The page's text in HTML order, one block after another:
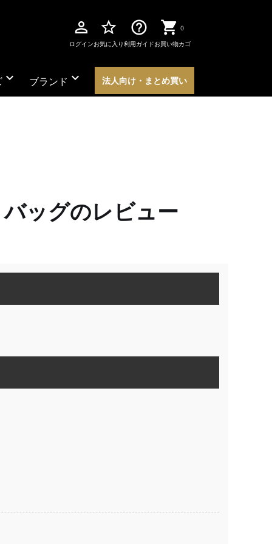
perm_identity
ログイン
star_border
お気に入り
help_outline
利用ガイド
0
お買い物カゴ
expand_more ブランド expand_more 法人向け・まとめ買い
ッグのレビュー